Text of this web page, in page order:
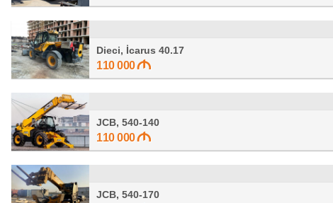
Dieci, İcarus 40.17
110 000
JCB, 540-140
110 000
JCB, 540-170